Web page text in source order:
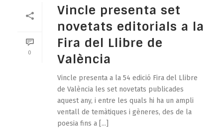
0
Vincle presenta set
novetats editorials a la
Fira del Llibre de
València
Vincle presenta a la 54 edició Fira del Llibre
de València les set novetats publicades
aquest any, i entre les quals hi ha un ampli
ventall de temàtiques i gèneres, des de la
poesia fins a [...]